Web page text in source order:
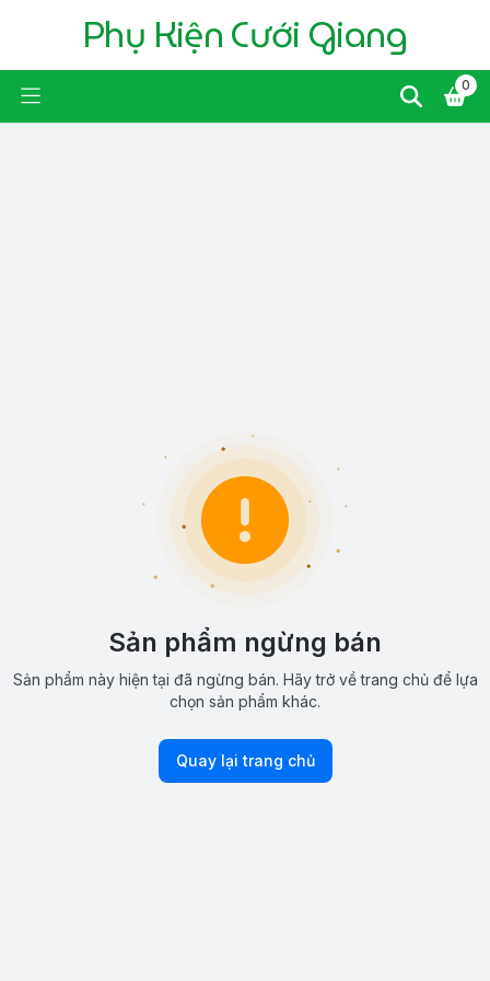
Phụ Kiện Cưới Giang
0
Sản phẩm ngừng bán
Sản phẩm này hiện tại đã ngừng bán. Hãy trở về trang chủ để lựa
chọn sản phẩm khác.
Quay lại trang chủ